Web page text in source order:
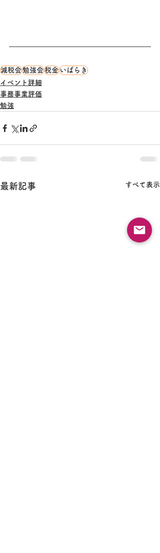
減税会勉強会税金いばらき
イベント詳細
事務事業評価
勉強
最新記事 すべて表示